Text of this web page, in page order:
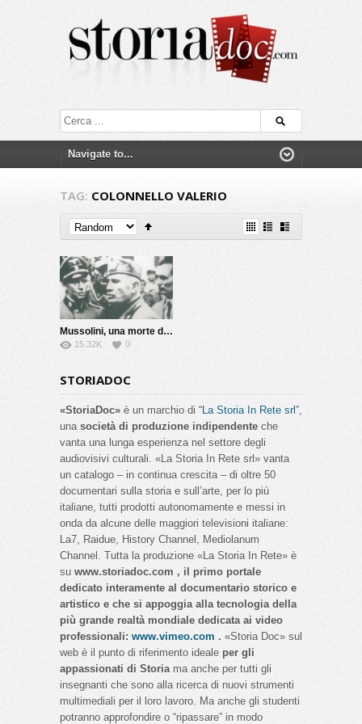
TAG: COLONNELLO VALERIO
Mussolini, una morte da riscrivere
15.32K 0
STORIADOC
«StoriaDoc» è un marchio di “La Storia In Rete srl”,
una società di produzione indipendente che
vanta una lunga esperienza nel settore degli
audiovisivi culturali. «La Storia In Rete srl» vanta
un catalogo – in continua crescita – di oltre 50
documentari sulla storia e sull’arte, per lo più
italiane, tutti prodotti autonomamente e messi in
onda da alcune delle maggiori televisioni italiane:
La7, Raidue, History Channel, Mediolanum
Channel. Tutta la produzione «La Storia In Rete» è
su www.storiadoc.com , il primo portale
dedicato interamente al documentario storico e
artistico e che si appoggia alla tecnologia della
più grande realtà mondiale dedicata ai video
professionali: www.vimeo.com . «Storia Doc» sul
web è il punto di riferimento ideale per gli
appassionati di Storiama anche per tutti gli
insegnanti che sono alla ricerca di nuovi strumenti
multimediali per il loro lavoro. Ma anche gli studenti
potranno approfondire o “ripassare” in modo